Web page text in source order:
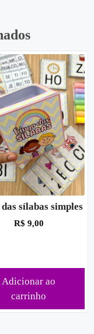
sílabas simples
R$ 9,00
Adicionar ao
carrinho